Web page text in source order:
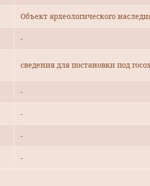
Объект археологического
-
сведения для постановки под
-
-
-
-